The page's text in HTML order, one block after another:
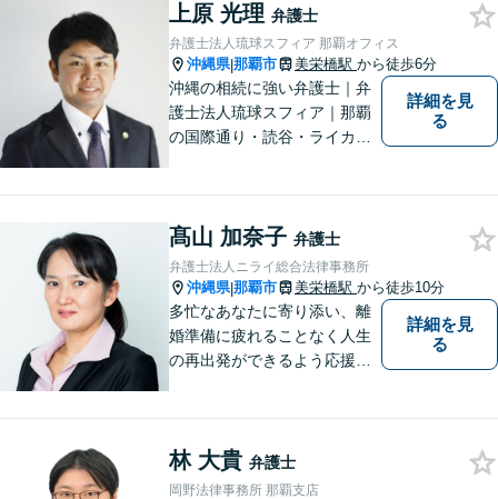
が本当に求める最高の結果に
こだわり続けたいと考えてお
ります。 お気軽にご相談くだ
さい。
上原 光理 弁護士
弁護士法人琉球スフィア 那覇オフィス
沖縄県|那覇市 美栄橋駅 から徒歩6分
沖縄の相続に強い弁護士｜弁
護士法人琉球スフィア｜那覇
の国際通り・読谷・ライカム
す。お気軽にご連絡くださ
い！
詳細を見
る
髙山 加奈子 弁護士
弁護士法人ニライ総合法律事務所
沖縄県|那覇市 美栄橋駅 から徒歩10分
多忙なあなたに寄り添い、離
婚準備に疲れることなく人生
の再出発ができるよう応援し
詳細を見
る
林 大貴 弁護士
岡野法律事務所 那覇支店